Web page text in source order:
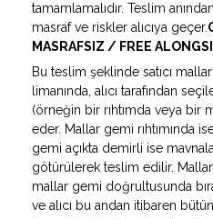
tamamlamalıdır. Teslim
masraf ve riskler alıcıya geçer.
MASRAFSIZ / FREE
Bu teslim şeklinde satıcı
limanında, alıcı tarafından
(örneğin bir rıhtımda veya bir
eder. Mallar gemi rıhtımında
gemi açıkta demirli ise
götürülerek teslim edilir.
mallar gemi doğrultusunda
ve alıcı bu andan itibaren bütün